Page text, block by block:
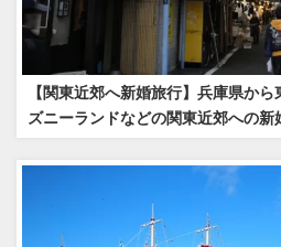
【関東近郊へ新婚旅行】兵庫県か
ズニーランドなどの関東近郊への新